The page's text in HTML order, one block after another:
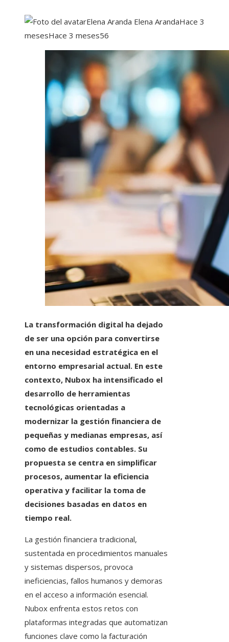
Elena Aranda Elena ArandaHace 3
mesesHace 3 meses56
La transformación digital ha dejado
de ser una opción para convertirse
en una necesidad estratégica en el
entorno empresarial actual. En este
contexto, Nubox ha intensificado el
desarrollo de herramientas
tecnológicas orientadas a
modernizar la gestión financiera de
pequeñas y medianas empresas, así
como de estudios contables. Su
propuesta se centra en simplificar
procesos, aumentar la eficiencia
operativa y facilitar la toma de
decisiones basadas en datos en
tiempo real.
La gestión financiera tradicional,
sustentada en procedimientos manuales
y sistemas dispersos, provoca
ineficiencias, fallos humanos y demoras
en el acceso a información esencial.
Nubox enfrenta estos retos con
plataformas integradas que automatizan
funciones clave como la facturación